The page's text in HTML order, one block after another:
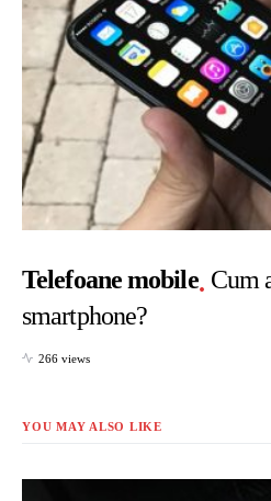
Telefoane mobile Cum
smartphone?
266 views
YOU MAY ALSO LIKE